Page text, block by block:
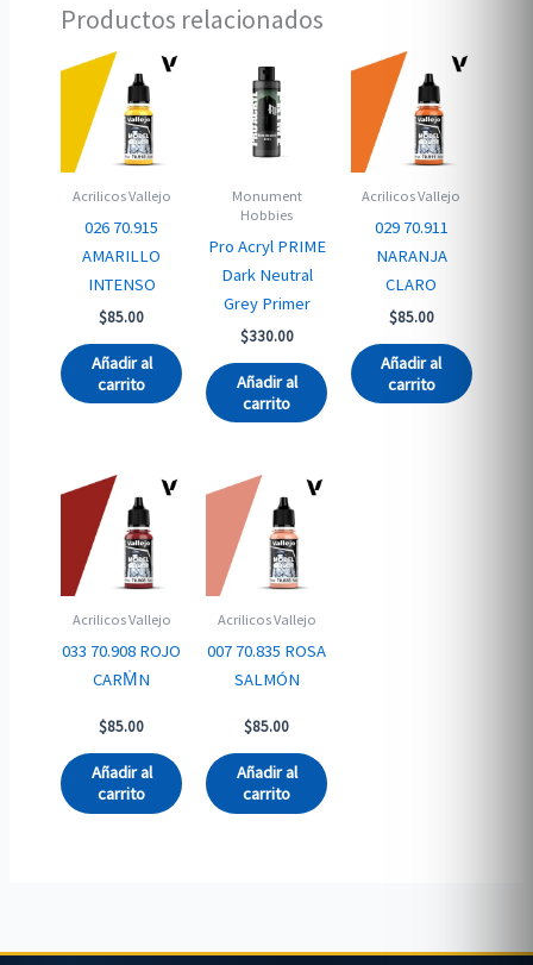
Productos relacionados
Acrilicos Vallejo
026 70.915
AMARILLO
INTENSO
$85.00
Añadir al
carrito
Monument
Hobbies
Pro Acryl PRIME
Dark Neutral
Grey Primer
$330.00
Añadir al
carrito
Acrilicos Vallejo
029 70.911
NARANJA
CLARO
$85.00
Añadir al
carrito
Acrilicos Vallejo
033 70.908 ROJO
CARM̍N
$85.00
Añadir al
carrito
Acrilicos Vallejo
007 70.835 ROSA
SALMÓN
$85.00
Añadir al
carrito